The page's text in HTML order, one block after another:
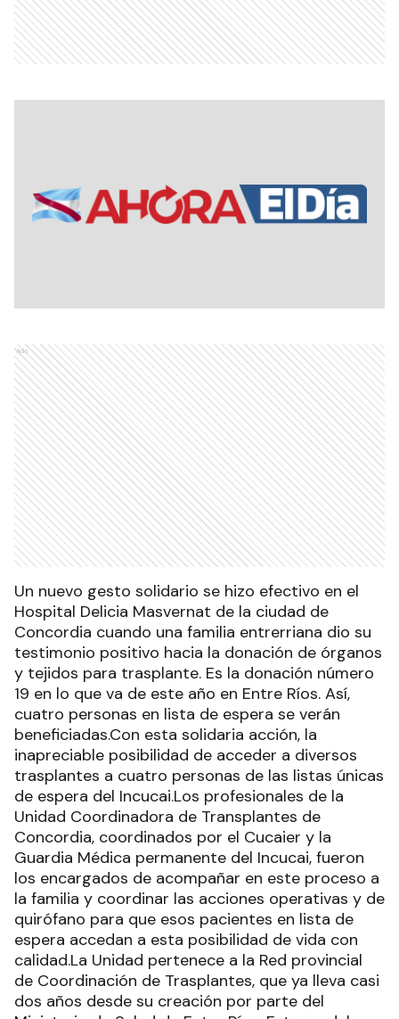
Ads
Un nuevo gesto solidario se hizo efectivo en el
Hospital Delicia Masvernat de la ciudad de
Concordia cuando una familia entrerriana dio su
testimonio positivo hacia la donación de órganos
y tejidos para trasplante. Es la donación número
19 en lo que va de este año en Entre Ríos. Así,
cuatro personas en lista de espera se verán
beneficiadas.Con esta solidaria acción, la
inapreciable posibilidad de acceder a diversos
trasplantes a cuatro personas de las listas únicas
de espera del Incucai.Los profesionales de la
Unidad Coordinadora de Transplantes de
Concordia, coordinados por el Cucaier y la
Guardia Médica permanente del Incucai, fueron
los encargados de acompañar en este proceso a
la familia y coordinar las acciones operativas y de
quirófano para que esos pacientes en lista de
espera accedan a esta posibilidad de vida con
calidad.La Unidad pertenece a la Red provincial
de Coordinación de Trasplantes, que ya lleva casi
dos años desde su creación por parte del